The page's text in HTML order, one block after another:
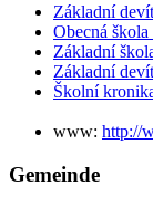
Základní
Obecná
Základní
Základní
Školní
www: http://
Gemeinde